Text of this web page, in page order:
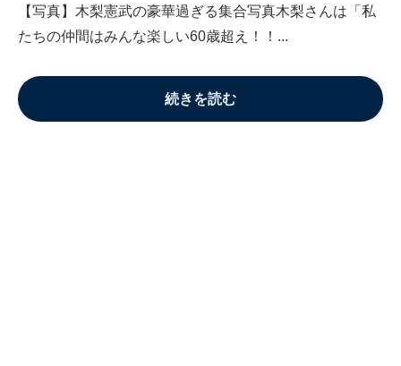
【写真】木梨憲武の豪華過ぎる集合写真木梨さんは「私
たちの仲間はみんな楽しい60歳超え！！...
続きを読む